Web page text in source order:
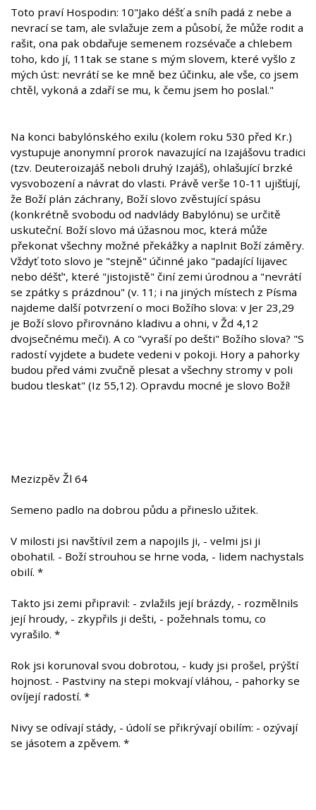
Toto praví Hospodin: 10"Jako déšť a sníh padá z nebe a
nevrací se tam, ale svlažuje zem a působí, že může rodit a
rašit, ona pak obdařuje semenem rozsévače a chlebem
toho, kdo jí, 11tak se stane s mým slovem, které vyšlo z
mých úst: nevrátí se ke mně bez účinku, ale vše, co jsem
chtěl, vykoná a zdaří se mu, k čemu jsem ho poslal."
Na konci babylónského exilu (kolem roku 530 před Kr.)
vystupuje anonymní prorok navazující na Izajášovu tradici
(tzv. Deuteroizajáš neboli druhý Izajáš), ohlašující brzké
vysvobození a návrat do vlasti. Právě verše 10-11 ujišťují,
že Boží plán záchrany, Boží slovo zvěstující spásu
(konkrétně svobodu od nadvlády Babylónu) se určitě
uskuteční. Boží slovo má úžasnou moc, která může
překonat všechny možné překážky a naplnit Boží záměry.
Vždyť toto slovo je "stejně" účinné jako "padající lijavec
nebo déšť", které "jistojistě" činí zemi úrodnou a "nevrátí
se zpátky s prázdnou" (v. 11; i na jiných místech z Písma
najdeme další potvrzení o moci Božího slova: v Jer 23,29
je Boží slovo přirovnáno kladivu a ohni, v Žd 4,12
dvojsečnému meči). A co "vyraší po dešti" Božího slova? "S
radostí vyjdete a budete vedeni v pokoji. Hory a pahorky
budou před vámi zvučně plesat a všechny stromy v poli
budou tleskat" (Iz 55,12). Opravdu mocné je slovo Boží!
Mezizpěv Žl 64
Semeno padlo na dobrou půdu a přineslo užitek.
V milosti jsi navštívil zem a napojils ji, - velmi jsi ji
obohatil. - Boží strouhou se hrne voda, - lidem nachystals
obilí. *
Takto jsi zemi připravil: - zvlažils její brázdy, - rozmělnils
její hroudy, - zkypřils ji dešti, - požehnals tomu, co
vyrašilo. *
Rok jsi korunoval svou dobrotou, - kudy jsi prošel, prýští
hojnost. - Pastviny na stepi mokvají vláhou, - pahorky se
ovíjejí radostí. *
Nivy se odívají stády, - údolí se přikrývají obilím: - ozývají
se jásotem a zpěvem. *